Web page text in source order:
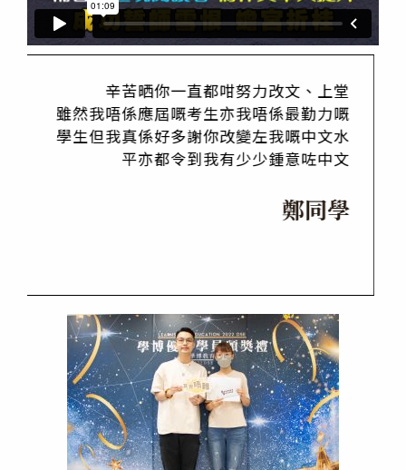
係最勤力嘅
我嘅中文水
好多謝你，好幸運遇到你咁用心
誠嘅老師。我試過好多補習而你
過咁多個補習老師入面最有心嘅
時會被你嘅熱誠同對中文嘅熱愛